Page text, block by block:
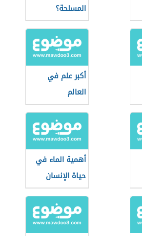
المسلحة؟
أكبر علم في
العالم
أهمية الماء في
حياة الإنسان